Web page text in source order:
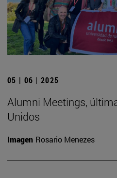
05 | 06 | 2025
Alumni Meetings,
Unidos
Imagen Rosario Menezes